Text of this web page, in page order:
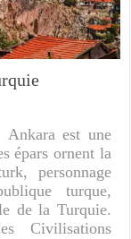
est une
épars ornent la
personnage
turque,
de la Turquie.
Civilisations